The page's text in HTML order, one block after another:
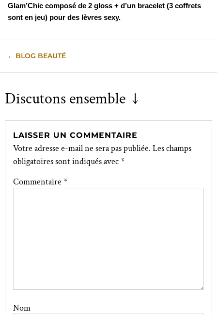
Glam’Chic composé de 2 gloss + d’un bracelet (3 coffrets
sont en jeu) pour des lèvres sexy.
→ BLOG BEAUTÉ
Discutons ensemble ↓
LAISSER UN COMMENTAIRE
Votre adresse e-mail ne sera pas publiée. Les champs
obligatoires sont indiqués avec*
Commentaire *
Nom